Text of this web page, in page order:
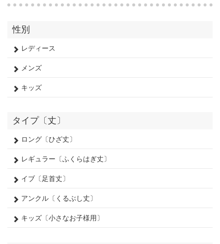
性別
レディース
メンズ
キッズ
タイプ〔丈〕
ロング〔ひざ丈〕
レギュラー〔ふくらはぎ丈〕
イブ〔足首丈〕
アンクル〔くるぶし丈〕
キッズ〔小さなお子様用〕